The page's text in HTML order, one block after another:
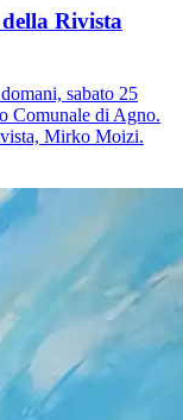
Rivista
sabato 25
Comunale di Agno.
Mirko Moizi.